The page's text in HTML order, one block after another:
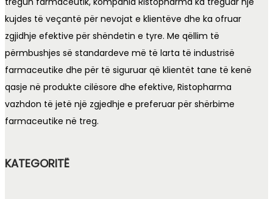
kujdes të veçantë për nevojat e klientëve dhe ka ofruar
zgjidhje efektive për shëndetin e tyre. Me qëllim të
përmbushjes së standardeve më të larta të industrisë
farmaceutike dhe për të siguruar që klientët tane të kenë
qasje në produkte cilësore dhe efektive, Ristopharma
vazhdon të jetë një zgjedhje e preferuar për shërbime
farmaceutike në treg.
KATEGORITË